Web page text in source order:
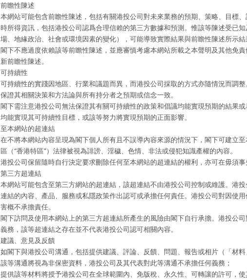
前瞻性陳述
本網站可能包含前瞻性陳述，包括有關港投公司對未來業務的預期、策略、目標
時所得資訊，包括港投公司認爲合理信賴的第三方數據和預測。惟該等陳述受已
場、地緣政治、社會或環境因素的變化），可能導致實際結果與前瞻性陳述所示結
閣下不應過度依賴該等前瞻性陳述，並應審慎考慮本網站所載之本聲明及其他免
新前瞻性陳述。
可持續性
可持續性的實踐因地區、行業和議題而異，而港投公司採取的方式亦隨情況而調
保證其相關決策和方法論與所有持分者之預期或信念一致。
閣下需注意港投公司無法保證其有關可持續性的政策和倡議均能實現預期的結果
均能實現其可持續性目標，或該等努力將實現預期的正面影響。
至本網站的超連結
在不將本網站內容呈現為閣下個人所有且不誤導內容來源的情況下，閣下可建立
區（“香港特區”）法律被視為誹謗、淫穢、色情、非法或侵犯知識產權的內容。
港投公司保留隨時自行決定要求刪除任何至本網站的超連結的權利，亦可在毋須
第三方超連結
本網站可能包含至第三方網站的超連結，該超連結不由港投公司控制或維護。港
連結的內容、產品、服務或私隱政策作出認可或承擔任何責任。港投公司對因使
害概不承擔責任。
閣下訪問及使用本網站上的第三方超連結所產生的風險由閣下自行承擔。港投公
義務，該等超連結之存在並不代表港投公司認可相關內容。
建議、意見及反饋
如閣下與港投公司溝通，包括提供建議、評論、反饋、問題、報告或相片（「材料
該等溝通將視為非保密資料，港投公司及其代表對此等溝通不承擔任何義務；
提供該等材料將授予港投公司在全球範圍內、免版稅、永久性、可轉讓的許可，